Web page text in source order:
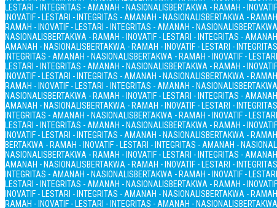
LESTARI - INTEGRITAS - AMANAH - NASIONALISBERTAKWA - RAMAH -
INOVATIF - LESTARI - INTEGRITAS - AMANAH - NASIONALISBERTAKWA -
RAMAH - INOVATIF - LESTARI - INTEGRITAS - AMANAH - NASIONALIS
NASIONALISBERTAKWA - RAMAH - INOVATIF - LESTARI - INTEGRITAS -
AMANAH - NASIONALISBERTAKWA - RAMAH - INOVATIF - LESTARI -
INTEGRITAS - AMANAH - NASIONALISBERTAKWA - RAMAH - INOVATIF -
LESTARI - INTEGRITAS - AMANAH - NASIONALISBERTAKWA - RAMAH -
INOVATIF - LESTARI - INTEGRITAS - AMANAH - NASIONALISBERTAKWA -
RAMAH - INOVATIF - LESTARI - INTEGRITAS - AMANAH - NASIONALIS
NASIONALISBERTAKWA - RAMAH - INOVATIF - LESTARI - INTEGRITAS -
AMANAH - NASIONALISBERTAKWA - RAMAH - INOVATIF - LESTARI -
INTEGRITAS - AMANAH - NASIONALISBERTAKWA - RAMAH - INOVATIF -
LESTARI - INTEGRITAS - AMANAH - NASIONALISBERTAKWA - RAMAH -
INOVATIF - LESTARI - INTEGRITAS - AMANAH - NASIONALISBERTAKWA -
BERTAKWA - RAMAH - INOVATIF - LESTARI - INTEGRITAS - AMANAH -
NASIONALISBERTAKWA - RAMAH - INOVATIF - LESTARI - INTEGRITAS -
AMANAH - NASIONALISBERTAKWA - RAMAH - INOVATIF - LESTARI -
INTEGRITAS - AMANAH - NASIONALISBERTAKWA - RAMAH - INOVATIF -
LESTARI - INTEGRITAS - AMANAH - NASIONALISBERTAKWA - RAMAH -
INOVATIF - LESTARI - INTEGRITAS - AMANAH - NASIONALISBERTAKWA -
RAMAH - INOVATIF - LESTARI - INTEGRITAS - AMANAH - NASIONALIS